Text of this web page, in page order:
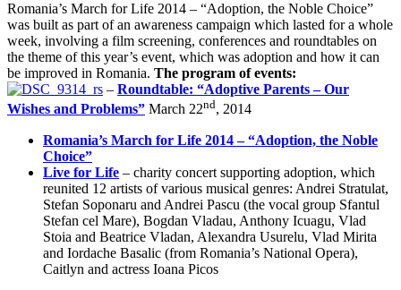
Romania’s March for Life 2014 – “Adoption, the Noble Choice”
was built as part of an awareness campaign which lasted for a whole
week, involving a film screening, conferences and roundtables on
the theme of this year’s event, which was adoption and how it can
be improved in Romania. The program of events:
– Roundtable: “Adoptive Parents – Our
Wishes and Problems” March 22nd, 2014
Romania’s March for Life 2014 – “Adoption, the Noble
Choice”
Live for Life – charity concert supporting adoption, which
reunited 12 artists of various musical genres: Andrei Stratulat,
Stefan Soponaru and Andrei Pascu (the vocal group Sfantul
Stefan cel Mare), Bogdan Vladau, Anthony Icuagu, Vlad
Stoia and Beatrice Vladan, Alexandra Usurelu, Vlad Mirita
and Iordache Basalic (from Romania’s National Opera),
Caitlyn and actress Ioana Picos